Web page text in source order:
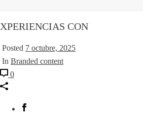
XPERIENCIAS CON
Posted 7 octubre, 2025
In Branded content
0